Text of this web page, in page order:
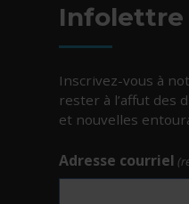
Infolettre
Inscrivez-vous à
rester à l’affut des
et nouvelles
Adresse courriel